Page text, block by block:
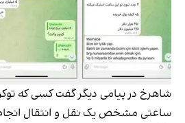
شاهرخ در پیامی دیگر گفت کسی که
ساعتی مشخص یک نقل و انتقال